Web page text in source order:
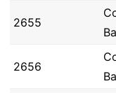
2655
2656